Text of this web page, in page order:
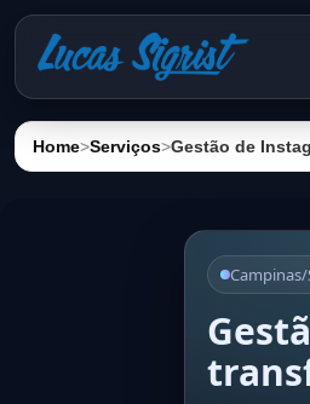
Home>Serviços>Gestão de
Campinas/